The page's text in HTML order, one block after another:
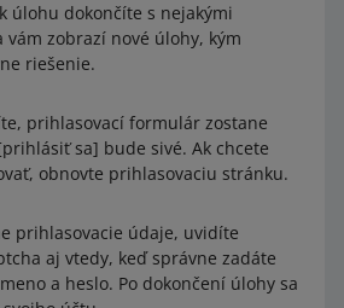
úlohu dokončíte s nejakými
vám zobrazí nové úlohy, kým
riešenie.
prihlasovací formulár zostane
sa] bude sivé. Ak chcete
obnovte prihlasovaciu stránku.
prihlasovacie údaje, uvidíte
aj vtedy, keď správne zadáte
a heslo. Po dokončení úlohy sa